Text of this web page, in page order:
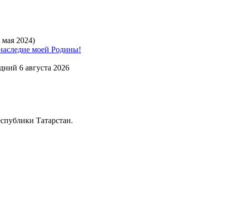
мая 2024)
моей Родины!
6 августа 2026
Татарстан.